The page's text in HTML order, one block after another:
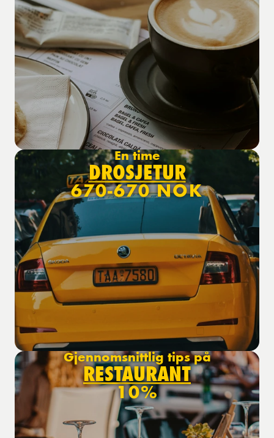
En time
DROSJETUR
670-670 NOK
Gjennomsnittlig tips på
RESTAURANT
10%